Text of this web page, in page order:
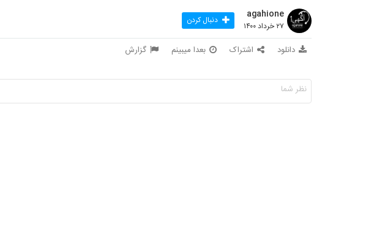
agahione
۲۷ خرداد ۱۴۰۰ دنبال کردن
دانلود اشتراک بعدا میبینم گزارش